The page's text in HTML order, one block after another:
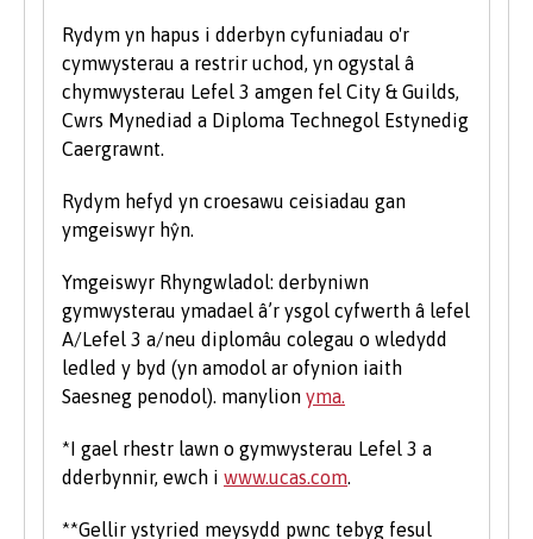
Rydym yn hapus i dderbyn cyfuniadau o'r
cymwysterau a restrir uchod, yn ogystal â
chymwysterau Lefel 3 amgen fel City & Guilds,
Cwrs Mynediad a Diploma Technegol Estynedig
Caergrawnt.
Rydym hefyd yn croesawu ceisiadau gan
ymgeiswyr hŷn.
Ymgeiswyr Rhyngwladol: derbyniwn
gymwysterau ymadael â’r ysgol cyfwerth â lefel
A/Lefel 3 a/neu diplomâu colegau o wledydd
ledled y byd (yn amodol ar ofynion iaith
Saesneg penodol). manylion yma.
*I gael rhestr lawn o gymwysterau Lefel 3 a
dderbynnir, ewch i www.ucas.com
**Gellir ystyried meysydd pwnc tebyg fesul